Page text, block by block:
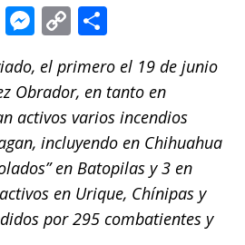
W
p
M
e
ss
e
n
g
e
r
C
p
y
Li
n
k
m
p
ar
ti
r
el primero el 19 de junio
Obrador, en tanto en
activos varios incendios
incluyendo en Chihuahua
en Batopilas y 3 en
en Urique, Chínipas y
por 295 combatientes y